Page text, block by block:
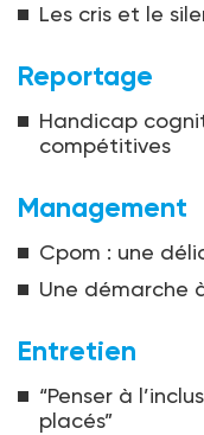
Les cris et le
Reportage
Handicap
compétitives
Management
Cpom : une
Une démarche
Entretien
“Penser à
placés”